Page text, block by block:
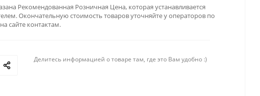
Рекомендованная Розничная Цена, которая устанавливается
Окончательную стоимость товаров уточняйте у операторов по
сайте контактам.
Делитесь информацией о товаре там, где это Вам удобно :)